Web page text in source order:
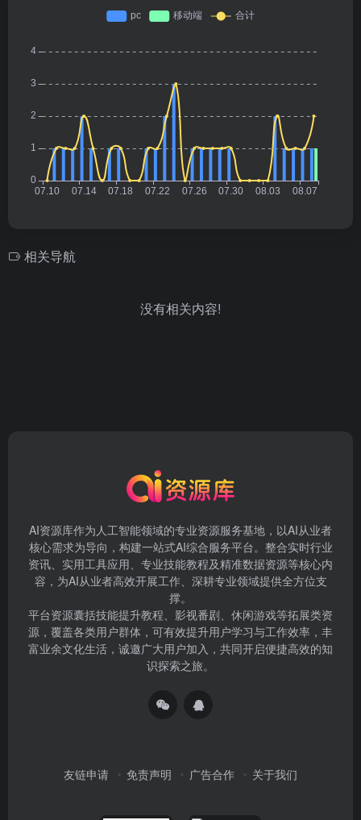
相关导航
没有相关内容!
AI资源库作为人工智能领域的专业资源服务基地，以AI从业者
核心需求为导向，构建一站式AI综合服务平台。整合实时行业
资讯、实用工具应用、专业技能教程及精准数据资源等核心内
容，为AI从业者高效开展工作、深耕专业领域提供全方位支
撑。
平台资源囊括技能提升教程、影视番剧、休闲游戏等拓展类资
源，覆盖各类用户群体，可有效提升用户学习与工作效率，丰
富业余文化生活，诚邀广大用户加入，共同开启便捷高效的知
识探索之旅。
友链申请 免责声明 广告合作 关于我们